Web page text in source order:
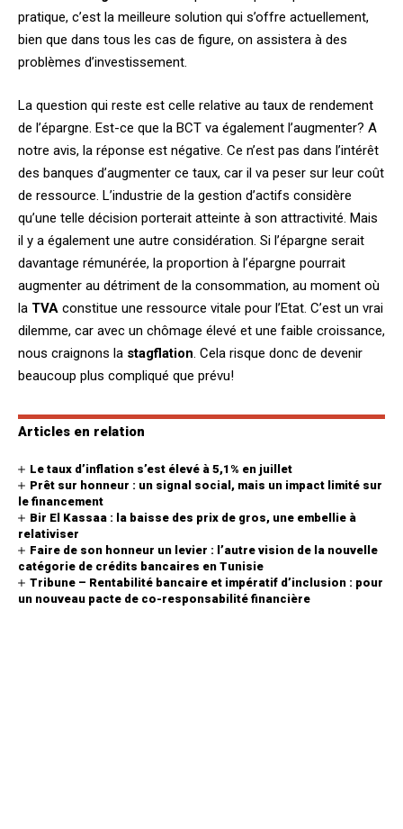
pratique, c’est la meilleure solution qui s’offre actuellement,
bien que dans tous les cas de figure, on assistera à des
problèmes d’investissement.
La question qui reste est celle relative au taux de rendement
de l’épargne. Est-ce que la BCT va également l’augmenter? A
notre avis, la réponse est négative. Ce n’est pas dans l’intérêt
des banques d’augmenter ce taux, car il va peser sur leur coût
de ressource. L’industrie de la gestion d’actifs considère
qu’une telle décision porterait atteinte à son attractivité. Mais
il y a également une autre considération. Si l’épargne serait
davantage rémunérée, la proportion à l’épargne pourrait
augmenter au détriment de la consommation, au moment où
la TVA constitue une ressource vitale pour l’Etat. C’est un vrai
dilemme, car avec un chômage élevé et une faible croissance,
nous craignons la stagflation . Cela risque donc de devenir
beaucoup plus compliqué que prévu!
Articles en relation
Le taux d’inflation s’est élevé à 5,1% en juillet
Prêt sur honneur : un signal social, mais un impact limité sur
le financement
Bir El Kassaa : la baisse des prix de gros, une embellie à
relativiser
Faire de son honneur un levier : l’autre vision de la nouvelle
catégorie de crédits bancaires en Tunisie
Tribune – Rentabilité bancaire et impératif d’inclusion : pour
un nouveau pacte de co-responsabilité financière